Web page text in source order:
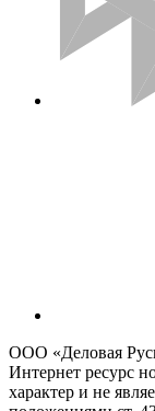
ООО «Деловая
Интернет ресурс
характер и не